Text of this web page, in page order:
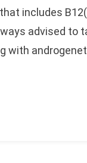
includes
advised to
with